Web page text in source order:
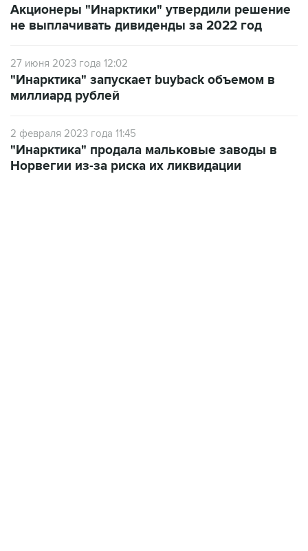
Акционеры "Инарктики" утвердили решение
не выплачивать дивиденды за 2022 год
27 июня 2023 года 12:02
"Инарктика" запускает buyback объемом в
миллиард рублей
2 февраля 2023 года 11:45
"Инарктика" продала мальковые заводы в
Норвегии из-за риска их ликвидации